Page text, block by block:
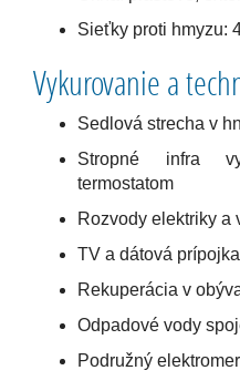
Sieťky proti hmyzu:
Vykurovanie a
Sedlová strecha v
Stropné infra
termostatom
Rozvody elektriky a
TV a dátová prípojka
Rekuperácia v
Odpadové vody
Podružný elektromer